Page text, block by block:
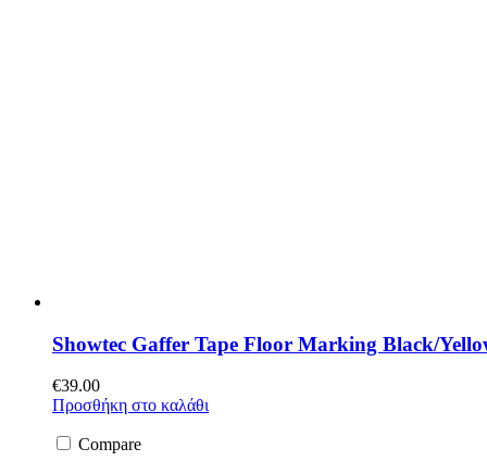
Showtec Gaffer Tape Floor Marking Black/
€39.00
Προσθήκη στο καλάθι
Compare